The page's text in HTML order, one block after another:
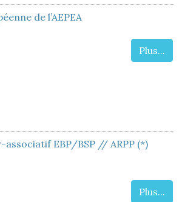
de l’AEPEA
Plus...
EBP/BSP // ARPP (*)
Plus...